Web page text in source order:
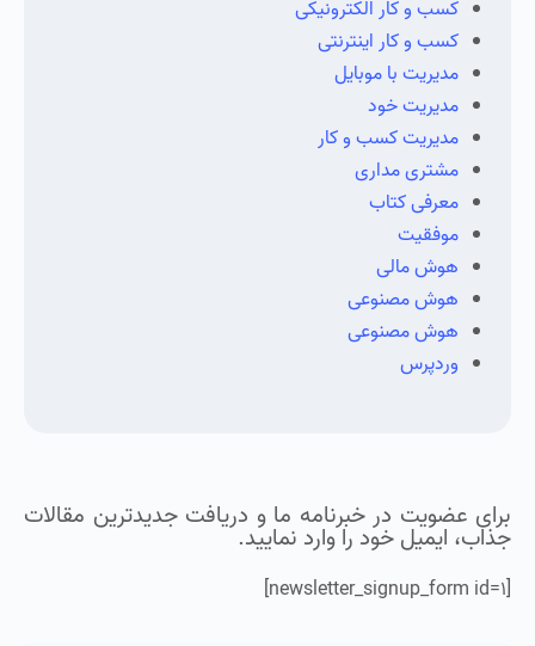
کسب و کار الکترونیکی
کسب و کار اینترنتی
مدیریت با موبایل
مدیریت خود
مدیریت کسب و کار
مشتری مداری
معرفی کتاب
موفقیت
هوش مالی
هوش مصنوعی
هوش مصنوعی
وردپرس
برای عضویت در خبرنامه ما و دریافت جدیدترین مقالات
جذاب، ایمیل خود را وارد نمایید.
[newsletter_signup_form id=1]